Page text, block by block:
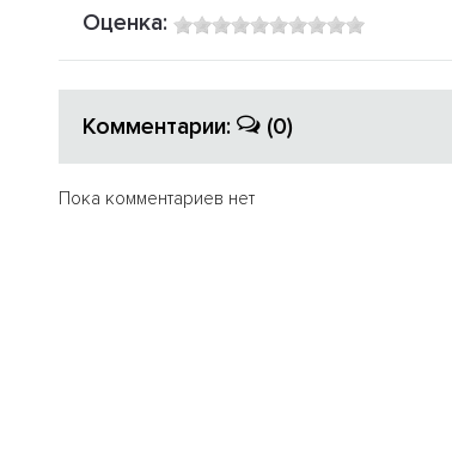
Оценка:
Комментарии: (0)
Пока комментариев нет